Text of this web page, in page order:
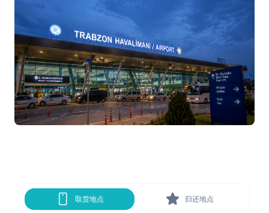
取货地点 归还地点